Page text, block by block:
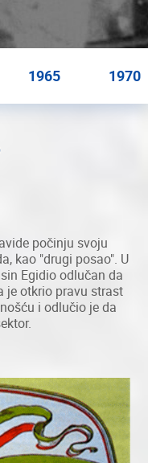
1965 1970
počinju svoju
kao "drugi posao". U
Egidio odlučan da
je otkrio pravu strast
i odlučio je da